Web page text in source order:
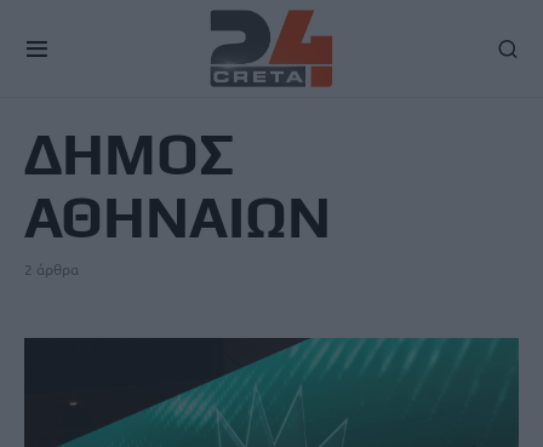
ΔΗΜΟΣ
ΑΘΗΝΑΙΩΝ
2 άρθρα